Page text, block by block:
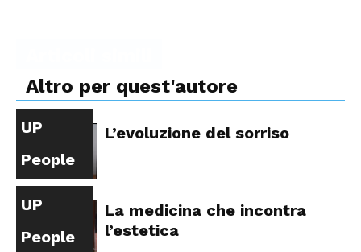
Altro per quest'autore
UP
People
L’evoluzione del sorriso
UP
People
La medicina che incontra
l’estetica